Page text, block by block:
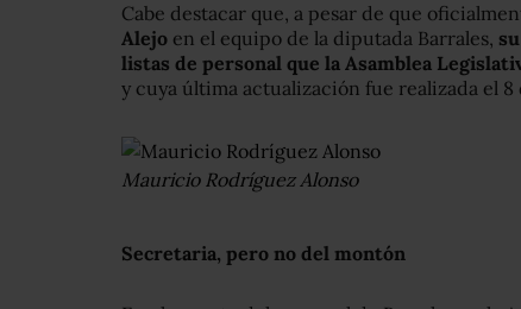
Cabe destacar que, a pesar de que
Alejo en el equipo de la diputada Barrales,
listas de personal que la Asamblea
y cuya última actualización fue realizada el 8
Mauricio Rodríguez Alonso
Secretaria, pero no del montón